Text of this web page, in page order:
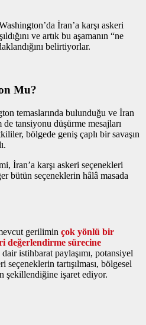
İran’a karşı askeri
ve artık bu aşamanın “ne
belirtiyorlar.
Mu?
temaslarında bulunduğu ve İran
tansiyonu düşürme mesajları
bölgede geniş çaplı bir savaşın
İran’a karşı askeri seçenekleri
bütün seçeneklerin hâlâ masada
gerilimin çok yönlü bir
değerlendirme sürecine
istihbarat paylaşımı, potansiyel
tartışılması, bölgesel
şekillendiğine işaret ediyor.